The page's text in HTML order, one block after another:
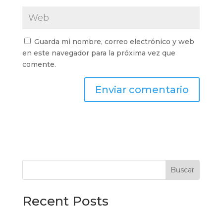
Guarda mi nombre, correo electrónico y web
en este navegador para la próxima vez que
comente.
Buscar
Recent Posts